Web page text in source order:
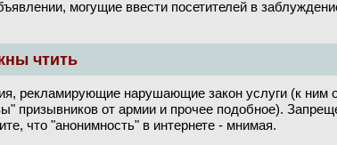
могущие ввести посетителей в
чтить
рекламирующие нарушающие закон услуги (к ним
призывников от армии и прочее подобное).
что "анонимность" в интернете - мнимая.